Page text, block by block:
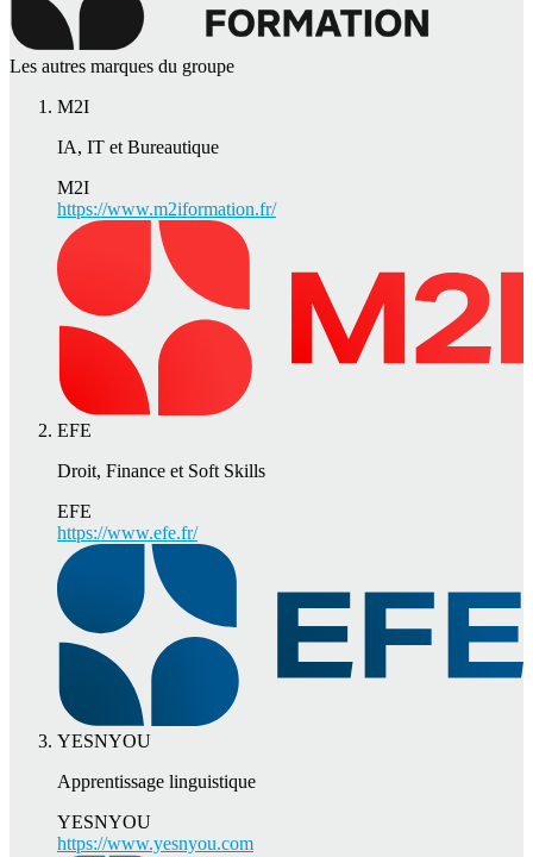
Les autres marques du groupe
M2I
IA, IT et Bureautique
M2I
https://www.m2iformation.fr/
EFE
Droit, Finance et Soft Skills
EFE
https://www.efe.fr/
YESNYOU
Apprentissage linguistique
YESNYOU
https://www.yesnyou.com